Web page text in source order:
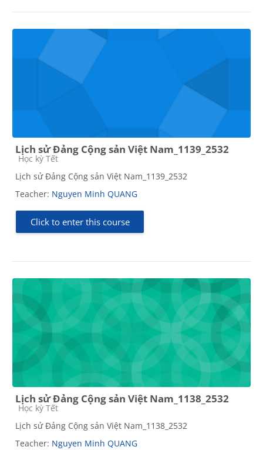
Lịch sử Đảng Cộng sản Việt Nam_1139_2532
Course category
Học kỳ Tết
Lịch sử Đảng Cộng sản Việt Nam_1139_2532
Teacher: Nguyen Minh QUANG
Click to enter this course
Lịch sử Đảng Cộng sản Việt Nam_1138_2532
Course category
Học kỳ Tết
Lịch sử Đảng Cộng sản Việt Nam_1138_2532
Teacher: Nguyen Minh QUANG